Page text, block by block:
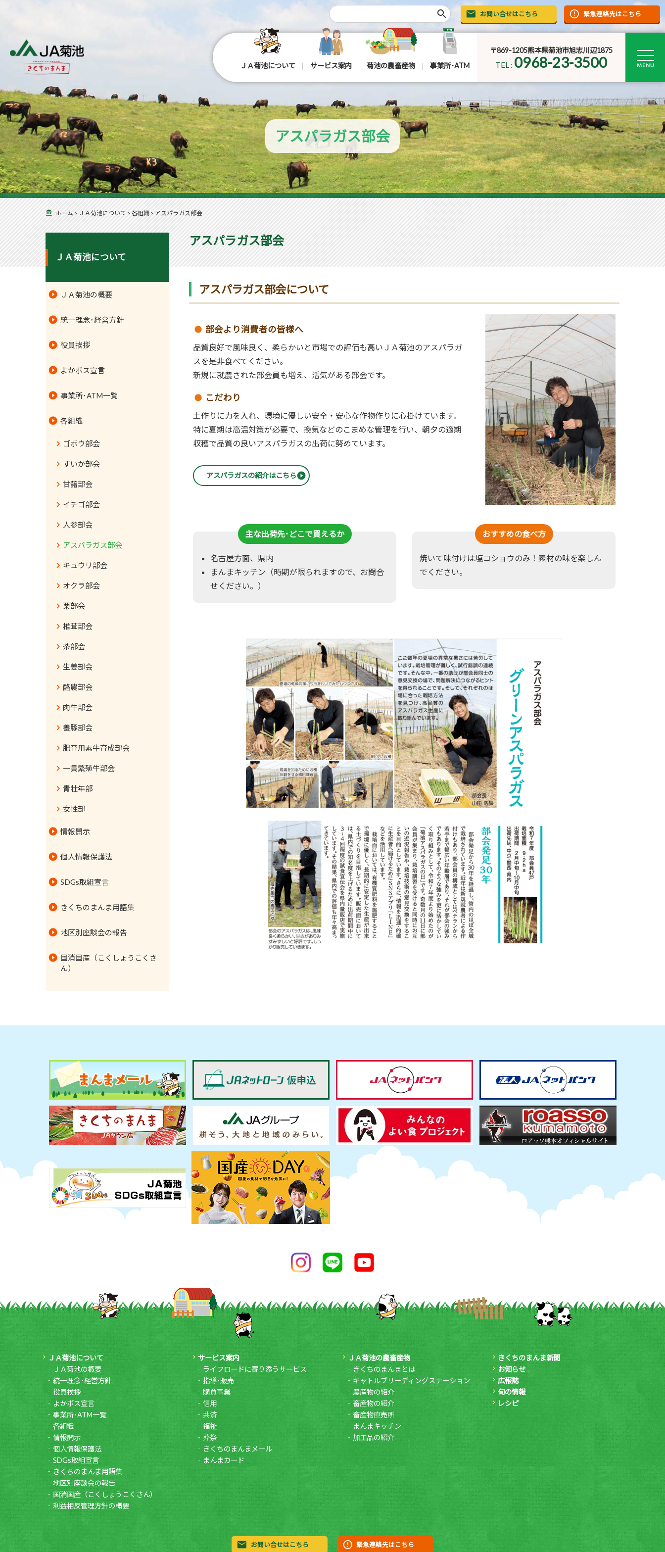
search お問い合せはこちら 緊急連絡先はこちら
ＪＡ菊池について サービス案内 菊池の農畜産物 事業所･ATM
〒869-1205熊本県菊池市旭志川辺1875
TEL : 0968-23-3500
アスパラガス部会
ホーム > ＪＡ菊池について > 各組織 > アスパラガス部会
アスパラガス部会
アスパラガス部会について
部会より消費者の皆様へ
品質良好で風味良く、柔らかいと市場での評価も高いＪＡ菊池のアスパラガ
スを是非食べてください。
新規に就農された部会員も増え、活気がある部会です。
こだわり
土作りに力を入れ、環境に優しい安全・安心な作物作りに心掛けています。
特に夏期は高温対策が必要で、換気などのこまめな管理を行い、朝夕の適期
収穫で品質の良いアスパラガスの出荷に努めています。
アスパラガスの紹介はこちら
主な出荷先･どこで買えるか
名古屋方面、県内
まんまキッチン（時期が限られますので、お問合
せください。）
おすすめの食べ方
焼いて味付けは塩コショウのみ！素材の味を楽しん
でください。
ＪＡ菊池について
ＪＡ菊池の概要
統一理念･経営方針
役員挨拶
よかボス宣言
事業所･ATM一覧
各組織
ゴボウ部会
すいか部会
甘藷部会
イチゴ部会
人参部会
アスパラガス部会
キュウリ部会
オクラ部会
栗部会
椎茸部会
茶部会
生姜部会
酪農部会
肉牛部会
養豚部会
肥育用素牛育成部会
一貫繁殖牛部会
青壮年部
女性部
情報開示
個人情報保護法
情報セキュリティ基本方針
目的
当組合の保有個人データの利
公表事項等に関するご案内
SDGs取組宣言
きくちのまんま用語集
地区別座談会の報告
国消国産（こくしょうこくさ
ん）
ＪＡ菊池について
ＪＡ菊池の概要
統一理念･経営方針
役員挨拶
よかボス宣言
事業所･ATM一覧
各組織
情報開示
個人情報保護法
SDGs取組宣言
きくちのまんま用語集
地区別座談会の報告
国消国産（こくしょうこくさん）
利益相反管理方針の概要
サービス案内
ライフロードに寄り添うサービス
指導･販売
購買事業
信用
共済
福祉
葬祭
きくちのまんまメール
まんまカード
ＪＡ菊池の農畜産物
きくちのまんまとは
キャトルブリーディングステーション
農産物の紹介
畜産物の紹介
畜産物直売所
まんまキッチン
加工品の紹介
きくちのまんま新聞
お知らせ
広報誌
旬の情報
レシピ
お問い合せはこちら 緊急連絡先はこちら